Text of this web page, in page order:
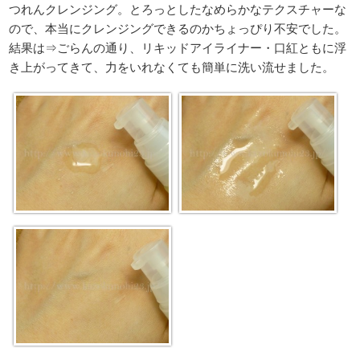
つれんクレンジング。とろっとしたなめらかなテクスチャーな
ので、本当にクレンジングできるのかちょっぴり不安でした。
結果は⇒ごらんの通り、リキッドアイライナー・口紅ともに浮
き上がってきて、力をいれなくても簡単に洗い流せました。